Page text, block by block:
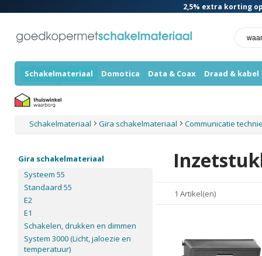
2,5% extra korting
Schakelmateriaal Domotica Data & Coax Draad & kabel
Schakelmateriaal Gira schakelmateriaal Communicatie
1 Artikel(en)
Gira schakelmateriaal
Systeem 55
Standaard 55
E2
E1
Schakelen, drukken en dimmen
System 3000 (Licht, jaloezie en
temperatuur)